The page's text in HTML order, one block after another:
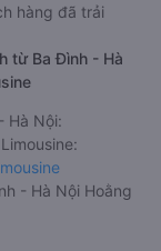
hàng đã trải
từ Ba Đình - Hà
Hà Nội:
- Hà Nội Hoằng